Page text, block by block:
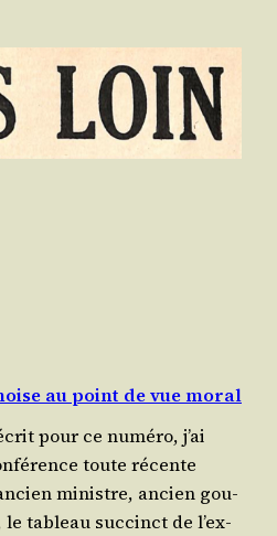
au point de vue moral
pour ce numé­ro, j’ai
toute récente
ministre, ancien gou­
tableau suc­cinct de l’ex­